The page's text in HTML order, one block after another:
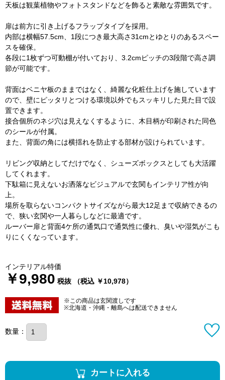
天板は観葉植物やフォトスタンドなどを飾ると素敵な雰囲気です。
扉は前方に引き上げるフラップタイプを採用。
内部は横幅57.5cm、1段につき最大高さ31cmとゆとりのあるスペー
スを確保。
各段に1枚ずつ可動棚が付いており、3.2cmピッチの3段階で高さ調
節が可能です。
背面はベニヤ板のままではなく、綺麗な化粧仕上げを施しています
ので、壁にピッタリとつける環境以外でもスッキリした見た目で設
置できます。
接合個所のネジ穴は見えなくするように、木目柄が印刷された同色
のシールが付属。
また、背面の角には横揺れを防止する部材が設けられています。
リビング収納としてだけでなく、シューズボックスとしても大活躍
してくれます。
下駄箱に見えないお洒落なビジュアルで玄関もインテリア性が向
上。
場所を取らないコンパクトサイズながら最大12足まで収納できるの
で、狭い玄関や一人暮らしなどに最適です。
ルーバー扉と背面4ケ所の通気口で通気性に優れ、臭いや湿気がこも
りにくくなっています。
インテリアル特価
￥9,980 税抜 （税込 ￥10,978）
※この商品は玄関渡しです
※北海道・沖縄・離島へは配送できません
数量：
カートに入れる